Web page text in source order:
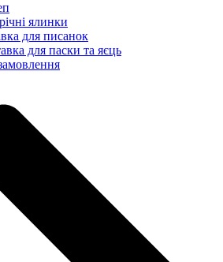
ялинки
для писанок
для паски та яєць